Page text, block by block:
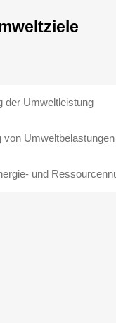
der Umweltleistung
von Umweltbelastungen
und